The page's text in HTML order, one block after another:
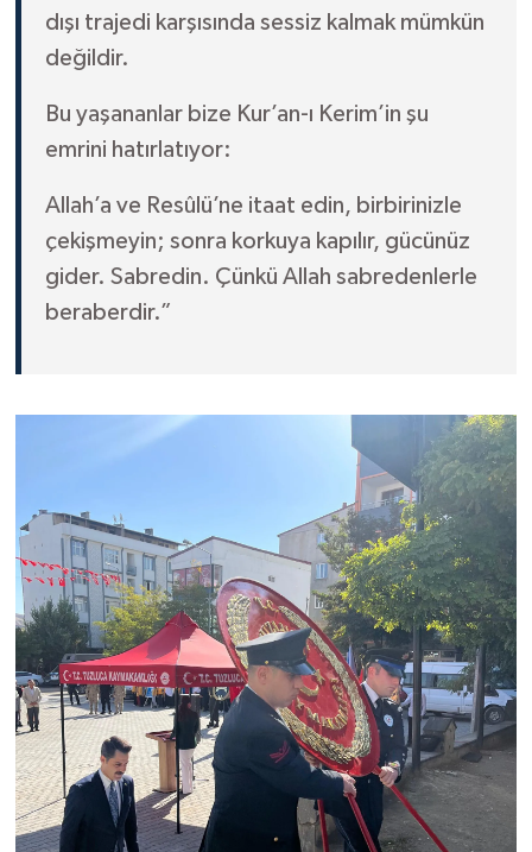
dışı trajedi karşısında sessiz kalmak mümkün
değildir.
Bu yaşananlar bize Kur’an-ı Kerim’in şu
emrini hatırlatıyor:
Allah’a ve Resûlü’ne itaat edin, birbirinizle
çekişmeyin; sonra korkuya kapılır, gücünüz
gider. Sabredin. Çünkü Allah sabredenlerle
beraberdir.”